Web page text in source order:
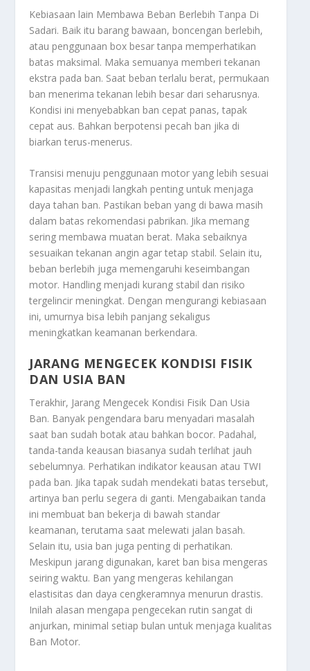
Kebiasaan lain Membawa Beban Berlebih Tanpa Di
Sadari. Baik itu barang bawaan, boncengan berlebih,
atau penggunaan box besar tanpa memperhatikan
batas maksimal. Maka semuanya memberi tekanan
ekstra pada ban. Saat beban terlalu berat, permukaan
ban menerima tekanan lebih besar dari seharusnya.
Kondisi ini menyebabkan ban cepat panas, tapak
cepat aus. Bahkan berpotensi pecah ban jika di
biarkan terus-menerus.
Transisi menuju penggunaan motor yang lebih sesuai
kapasitas menjadi langkah penting untuk menjaga
daya tahan ban. Pastikan beban yang di bawa masih
dalam batas rekomendasi pabrikan. Jika memang
sering membawa muatan berat. Maka sebaiknya
sesuaikan tekanan angin agar tetap stabil. Selain itu,
beban berlebih juga memengaruhi keseimbangan
motor. Handling menjadi kurang stabil dan risiko
tergelincir meningkat. Dengan mengurangi kebiasaan
ini, umurnya bisa lebih panjang sekaligus
meningkatkan keamanan berkendara.
JARANG MENGECEK KONDISI FISIK
DAN USIA BAN
Terakhir, Jarang Mengecek Kondisi Fisik Dan Usia
Ban. Banyak pengendara baru menyadari masalah
saat ban sudah botak atau bahkan bocor. Padahal,
tanda-tanda keausan biasanya sudah terlihat jauh
sebelumnya. Perhatikan indikator keausan atau TWI
pada ban. Jika tapak sudah mendekati batas tersebut,
artinya ban perlu segera di ganti. Mengabaikan tanda
ini membuat ban bekerja di bawah standar
keamanan, terutama saat melewati jalan basah.
Selain itu, usia ban juga penting di perhatikan.
Meskipun jarang digunakan, karet ban bisa mengeras
seiring waktu. Ban yang mengeras kehilangan
elastisitas dan daya cengkeramnya menurun drastis.
Inilah alasan mengapa pengecekan rutin sangat di
anjurkan, minimal setiap bulan untuk menjaga kualitas
Ban Motor.